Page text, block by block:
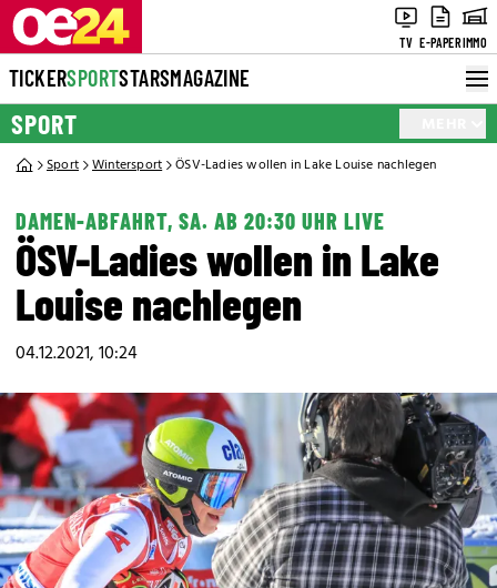
TV E-PAPERIMMO
TICKERSPORTSTARSMAGAZINE
SPORT
Sport Wintersport ÖSV-Ladies wollen in Lake Louise nachlegen
DAMEN-ABFAHRT, SA. AB 20:30 UHR LIVE
ÖSV-Ladies wollen in Lake
Louise nachlegen
04.12.2021, 10:24